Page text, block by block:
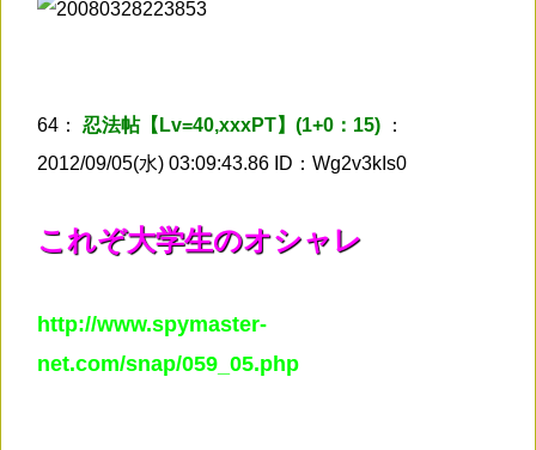
64： 忍法帖【Lv=40,xxxPT】(1+0：15)
：
2012/09/05(水) 03:09:43.86 ID：Wg2v3kIs0
これぞ大学生のオシャレ
http://www.spymaster-
net.com/snap/059_05.php